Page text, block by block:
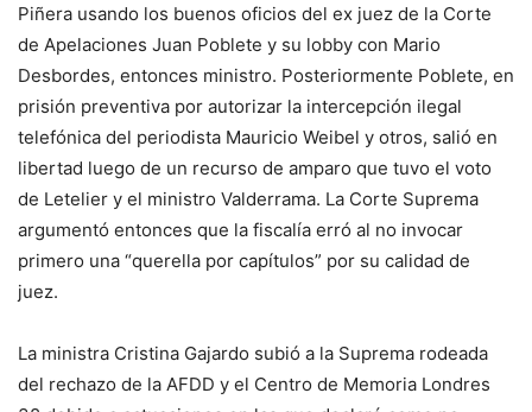
Piñera usando los buenos oficios del ex juez de la Corte
de Apelaciones Juan Poblete y su lobby con Mario
Desbordes, entonces ministro. Posteriormente Poblete, en
prisión preventiva por autorizar la intercepción ilegal
telefónica del periodista Mauricio Weibel y otros, salió en
libertad luego de un recurso de amparo que tuvo el voto
de Letelier y el ministro Valderrama. La Corte Suprema
argumentó entonces que la fiscalía erró al no invocar
primero una “querella por capítulos” por su calidad de
juez.
La ministra Cristina Gajardo subió a la Suprema rodeada
del rechazo de la AFDD y el Centro de Memoria Londres